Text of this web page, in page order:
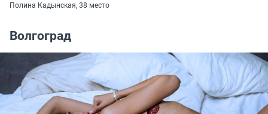
Полина Кадынская, 38 место
Волгоград